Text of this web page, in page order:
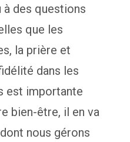
à des questions
que les
la prière et
dans les
est importante
bien-être, il en va
nous gérons